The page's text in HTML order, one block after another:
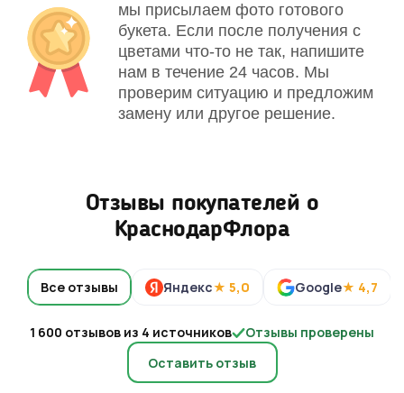
мы присылаем фото готового
букета. Если после получения с
цветами что-то не так, напишите
нам в течение 24 часов. Мы
проверим ситуацию и предложим
замену или другое решение.
Отзывы покупателей о
КраснодарФлора
Все отзывы Яндекс★ 5,0 Google★ 4,7
1 600 отзывов из 4 источников
Отзывы проверены
Оставить отзыв